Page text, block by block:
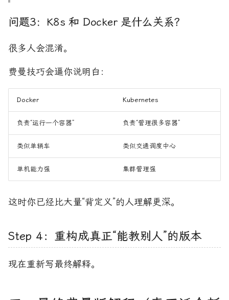
问题3：K8s 和 Docker 是什么关系？
很多人会混淆。
费曼技巧会逼你说明白：
Docker Kubernetes
负责“运行一个容器” 负责“管理很多容器”
类似单辆车 类似交通调度中心
单机能力强 集群管理强
这时你已经比大量“背定义”的人理解更深。
Step 4：重构成真正“能教别人”的版本
现在重新写最终解释。